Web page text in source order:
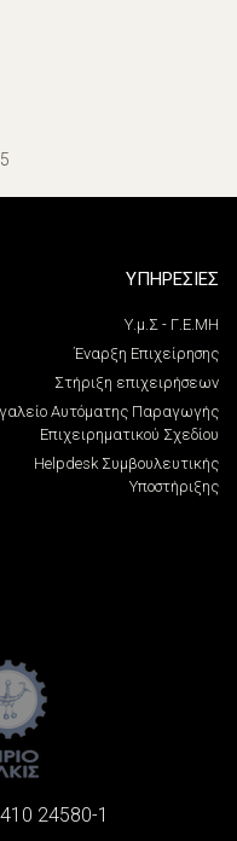
5
ΥΠΗΡΕΣΙΕΣ
Υ.μ.Σ - Γ.Ε.ΜΗ
Έναρξη Επιχείρησης
Στήριξη επιχειρήσεων
Αυτόματης Παραγωγής
Επιχειρηματικού Σχεδίου
Helpdesk Συμβουλευτικής
Υποστήριξης
24580-1